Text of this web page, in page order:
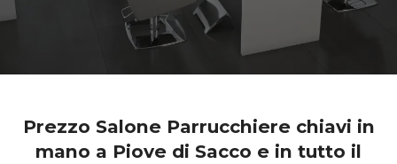
Prezzo Salone Parrucchiere chiavi in
mano a Piove di Sacco e in tutto il